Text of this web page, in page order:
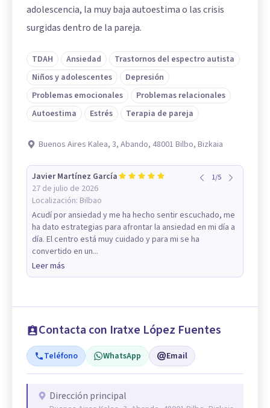
adolescencia, la muy baja autoestima o las crisis
surgidas dentro de la pareja.
TDAH Ansiedad
Trastornos del espectro autista
Niños y adolescentes
Depresión
Problemas emocionales
Problemas relacionales
Autoestima
Estrés Terapia de pareja
Buenos Aires Kalea, 3, Abando, 48001 Bilbo, Bizkaia
Javier Martínez García
27 de julio de 2026
Localización: Bilbao
1/5
Acudí por ansiedad y me ha hecho sentir escuchado, me
ha dato estrategias para afrontar la ansiedad en mi día a
día. El centro está muy cuidado y para mi se ha
convertido en un...
Leer más
Contacta con Iratxe López Fuentes
Teléfono WhatsApp Email
Dirección principal